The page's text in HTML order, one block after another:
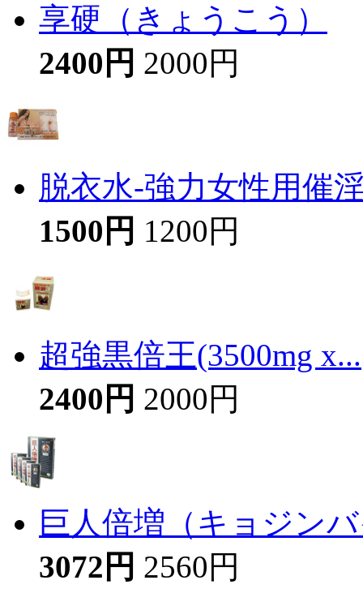
享硬（きょうこう）
2400円 2000円
脱衣水-強力女性用催
1500円 1200円
超強黒倍王(3500mg x...
2400円 2000円
巨人倍増（キョジン
3072円 2560円